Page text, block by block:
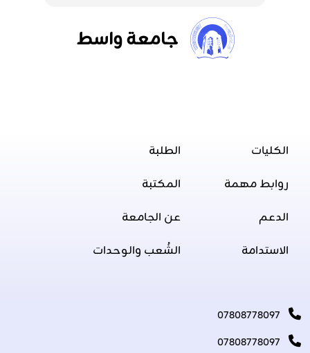
جامعة واسط
الكليات
روابط مهمة
الدعم
الاستدامة
الطلبة
المكتبة
عن الجامعة
الشُعب والوحدات
07808778097
07808778097